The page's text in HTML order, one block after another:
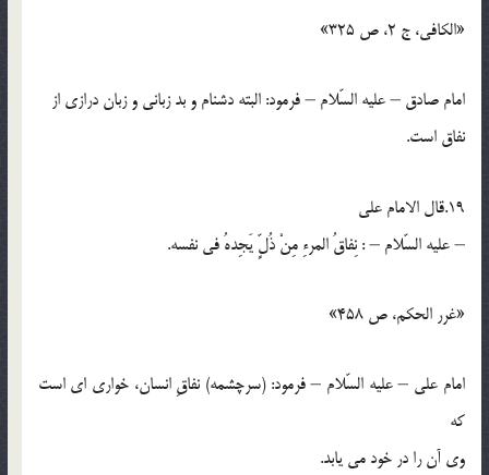
«الكافي، ج 2، ص 325»
امام صادق – عليه السّلام – فرمود: البته دشنام و بد زباني و زبان درازي از
نفاق است.
19.قال الامام علي
– عليه السّلام – : نِفاقُ المرءِ مِنْ ذُلٍّ يَجِدهُ في نفسه.
«غرر الحكم، ص 458»
امام علي – عليه السّلام – فرمود: (سرچشمه) نفاقِ انسان، خواري اي است
كه
وي آن را در خود مي يابد.